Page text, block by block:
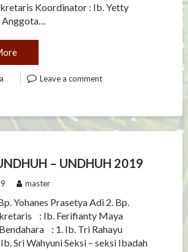
Koordinator : Ib. Yetty
Anggota…
Leave a comment
– UNDHUH 2019
master
Yohanes Prasetya Adi 2. Bp.
: Ib. Ferifianty Maya
: 1. Ib. Tri Rahayu
Sri Wahyuni Seksi – seksi Ibadah